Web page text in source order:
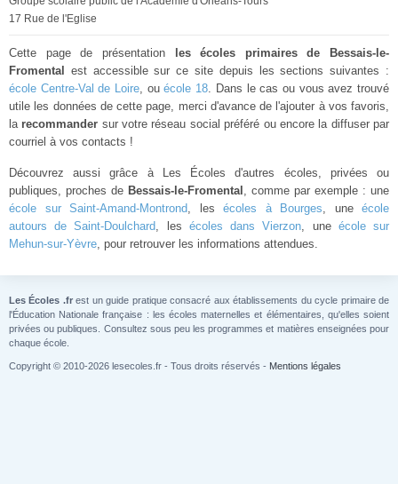
17 Rue de l'Eglise
Cette page de présentation
les écoles primaires de Bessais-le-
Fromental
est accessible sur ce site depuis les sections suivantes :
école Centre-Val de Loire, ouécole 18. Dans le cas ou vous avez trouvé
utile les données de cette page, merci d'avance de l'ajouter à vos favoris,
la recommander sur votre réseau social préféré ou encore la diffuser par
courriel à vos contacts !
Découvrez aussi grâce à Les Écoles d'autres écoles, privées ou
publiques, proches de Bessais-le-Fromental , comme par exemple : une
école sur Saint-Amand-Montrond, les écoles à Bourges, une école
autours de Saint-Doulchard, les écoles dans Vierzon, une école sur
Mehun-sur-Yèvre, pour retrouver les informations attendues.
Les Écoles .frest un guide pratique consacré aux établissements du cycle primaire de
l'Éducation Nationale française : les écoles maternelles et élémentaires, qu'elles soient
privées ou publiques. Consultez sous peu les programmes et matières enseignées pour
chaque école.
Copyright © 2010-2026 lesecoles.fr - Tous droits réservés - Mentions légales